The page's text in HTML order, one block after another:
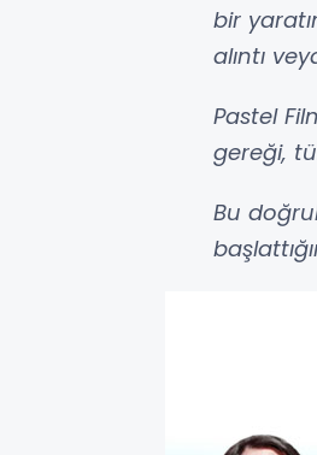
bir
alıntı
Pastel
gereği,
Bu